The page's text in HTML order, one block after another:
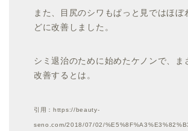
また、目尻のシワもぱっと見ではほぼ
どに改善しました。
シミ退治のために始めたケノンで、ま
改善するとは。
引用：https://beauty-
seno.com/2018/07/02/